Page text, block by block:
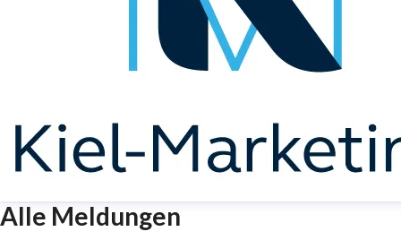
Alle Meldungen